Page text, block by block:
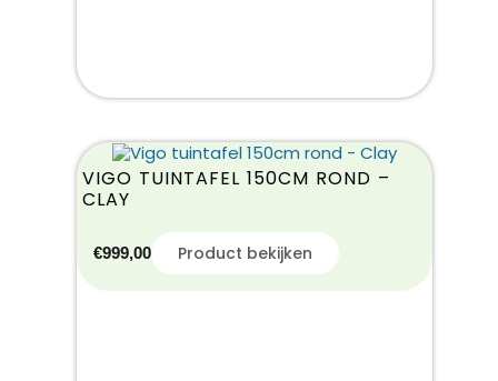
VIGO TUINTAFEL 150CM ROND –
CLAY
€999,00 Product bekijken